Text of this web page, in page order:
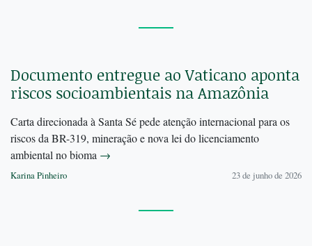
Documento entregue ao Vaticano aponta
riscos socioambientais na Amazônia
Carta direcionada à Santa Sé pede atenção internacional para os
riscos da BR-319, mineração e nova lei do licenciamento
ambiental no bioma →
Karina Pinheiro 23 de junho de 2026